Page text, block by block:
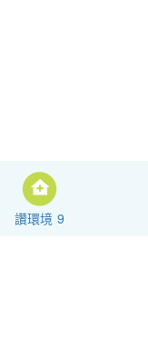
讚環境 9